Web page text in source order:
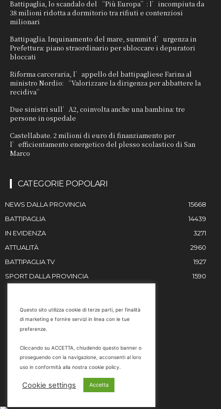
Battipaglia, lo scandalo del “Più Europa”: l’incompiuta da
38 milioni ridotta a dormitorio tra rifiuti e contenziosi
milionari
Battipaglia. Inquinamento del mare, summit d’urgenza in
Prefettura: piano straordinario per sbloccare i depuratori
bloccati
Riforma carceraria, l’appello del battipagliese Farina al
ministro Nordio: “Valorizzare la dirigenza per abbattere la
recidiva”
Due sinistri sull’A2, coinvolta anche una bambina: tre
persone in ospedale
Castellabate. 2 milioni di euro di finanziamento per
l’efficientamento energetico del plesso scolastico di San
Marco
CATEGORIE POPOLARI
NEWS DALLA PROVINCIA
15668
BATTIPAGLIA
14439
IN EVIDENZA
3271
ATTUALITÀ
2960
BATTIPAGLIA TV
1927
SPORT DALLA PROVINCIA
1590
Email
marketing@battipaglia1929.it
carminegaldi@virgilio.it
Questo sito utilizza cookie di terze parti, per finalità
di marketing e fornire servizi in linea con le tue
preferenze.
Cliccando su ACCETTA, chiudendo questo banner o
proseguendo con la navigazione, acconsenti al loro
uso in conformità alla nostra cookie policy.
Cookie settings Accetta